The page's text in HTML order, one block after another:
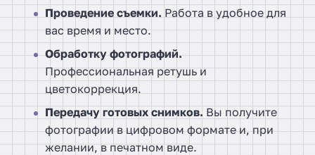
Проведение съемки. Работа в удобное для
вас время и место.
Обработку фотографий.
Профессиональная ретушь и
цветокоррекция.
Передачу готовых снимков. Вы получите
фотографии в цифровом формате и, при
желании, в печатном виде.